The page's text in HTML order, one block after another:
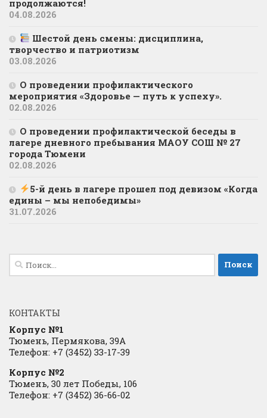
продолжаются!
04.08.2026
Шестой день смены: дисциплина,
творчество и патриотизм
03.08.2026
О проведении профилактического
мероприятия «Здоровье — путь к успеху».
02.08.2026
О проведении профилактической беседы в
лагере дневного пребывания МАОУ СОШ № 27
города Тюмени
02.08.2026
5-й день в лагере прошел под девизом «Когда
едины – мы непобедимы»
31.07.2026
Найти:
КОНТАКТЫ
Корпус №1
Тюмень, Пермякова, 39А
Телефон: +7 (3452) 33-17-39
Корпус №2
Тюмень, 30 лет Победы, 106
Телефон: +7 (3452) 36-66-02